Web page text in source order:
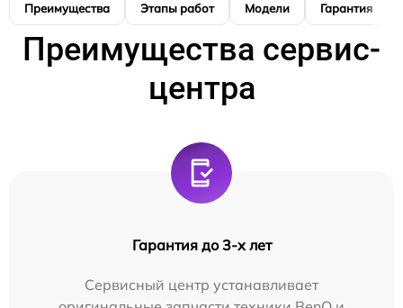
Преимущества Этапы работ Модели Гарантия
Преимущества сервис-
центра
Гарантия до 3-х лет
Сервисный центр устанавливает